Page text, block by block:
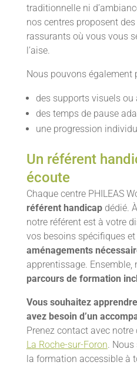
traditionnelle ni
nos centres proposent
rassurants où vous vous
l’aise.
Nous pouvons également
des supports visuels ou
des temps de pause
une progression
Un référent
écoute
Chaque centre PHILEAS
référent handicapdédié.
notre référent est à votre
vos besoins spécifiques
aménagements
apprentissage.
parcours de formation
Vous souhaitez
avez besoin d’un
Prenez contact avec notre
La Roche-sur-Foron.
la formation accessible à